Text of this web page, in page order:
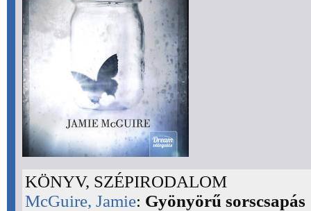
KÖNYV, SZÉPIRODALOM
McGuire, Jamie: Gyönyörű sorscsapás